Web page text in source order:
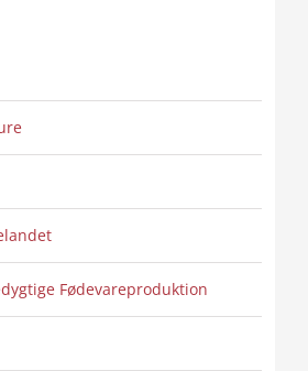
Fødevareproduktion